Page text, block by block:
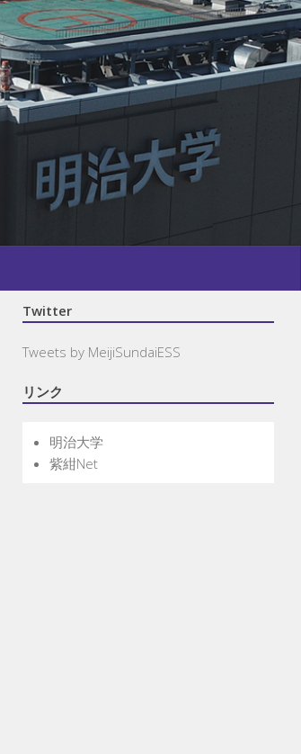
Twitter
Tweets by MeijiSundaiESS
リンク
明治大学
紫紺Net